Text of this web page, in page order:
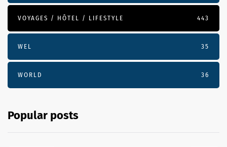
VOYAGES / HÔTEL / LIFESTYLE 443
WEL 35
WORLD 36
Popular posts